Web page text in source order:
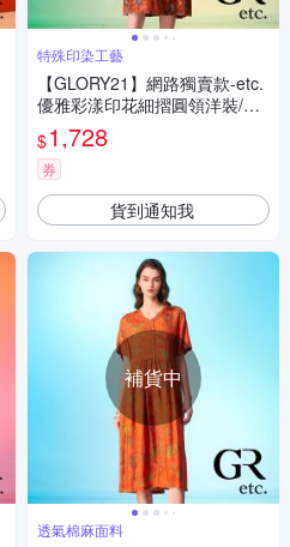
特殊印染工藝
【GLORY21】網路獨賣款-etc.
優雅彩漾印花細摺圓領洋裝/連
身裙-紅橘
$1,728
券
貨到通知我
補貨中
透氣棉麻面料